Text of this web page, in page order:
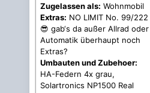
Zugelassen als: Wohnmobil
Extras: NO LIMIT No. 99/222
😎 gab‘s da außer Allrad oder
Automatik überhaupt noch
Extras?
Umbauten und Zubehoer:
HA-Federn 4x grau,
Solartronics NP1500 Real